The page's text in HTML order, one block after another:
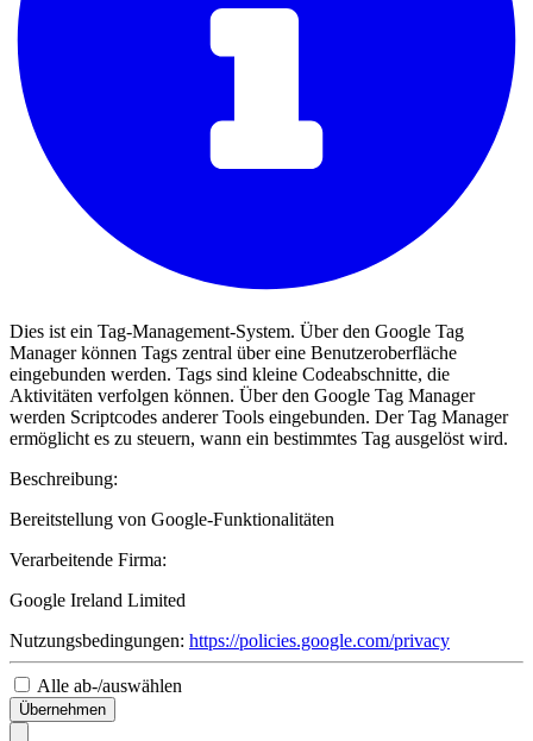
Dies ist ein Tag-Management-System. Über den Google Tag
Manager können Tags zentral über eine Benutzeroberfläche
eingebunden werden. Tags sind kleine Codeabschnitte, die
Aktivitäten verfolgen können. Über den Google Tag Manager
werden Scriptcodes anderer Tools eingebunden. Der Tag Manager
ermöglicht es zu steuern, wann ein bestimmtes Tag ausgelöst wird.
Beschreibung:
Bereitstellung von Google-Funktionalitäten
Verarbeitende Firma:
Google Ireland Limited
Nutzungsbedingungen: https://policies.google.com/privacy
Alle ab-/auswählen
Übernehmen